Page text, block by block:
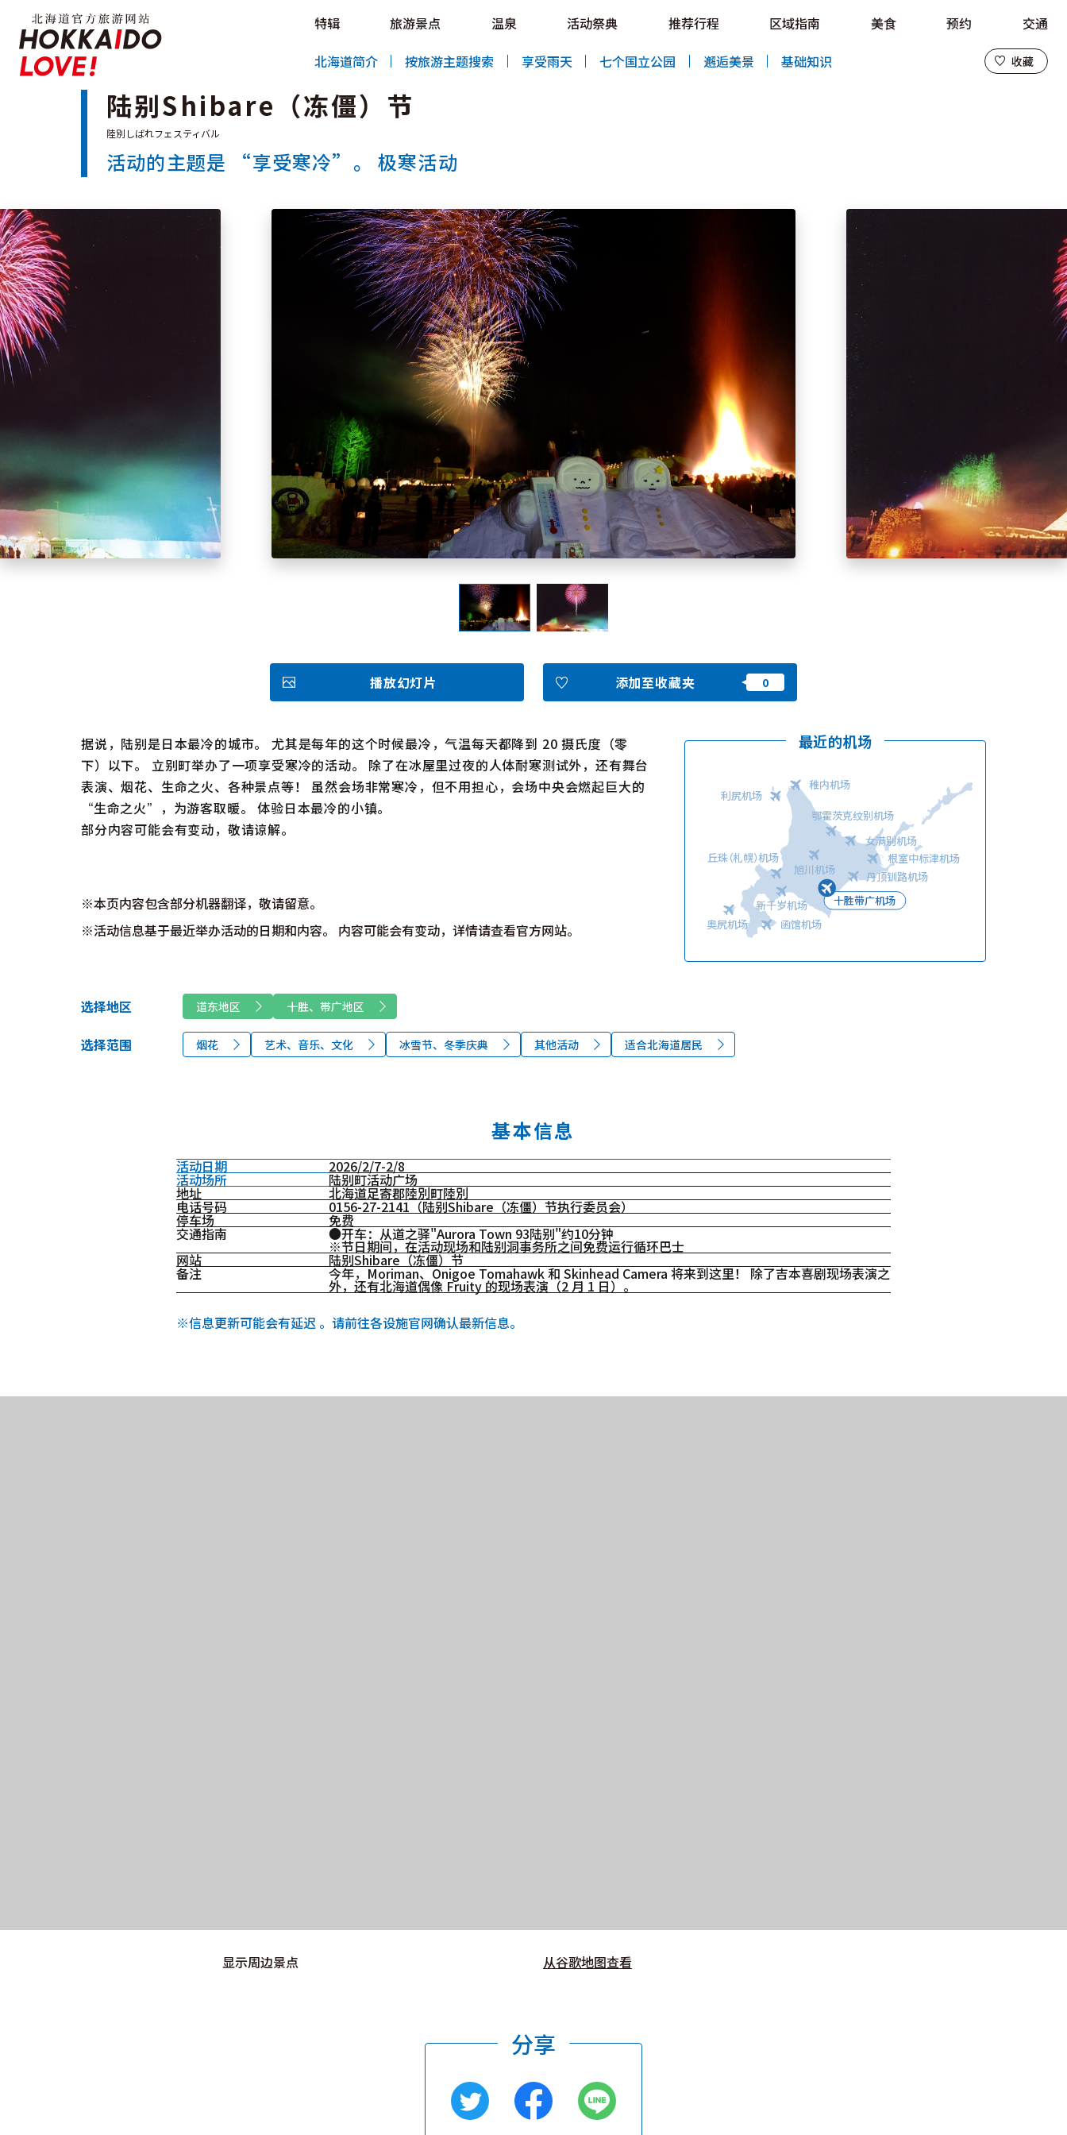
Hokkaido Official Tourism Site HOKKAIDO LOVE!
Hokkaido Official Tourism Site HOKKAIDO LOVE!
特辑 旅游景点 温泉 活动祭典 推荐行程 区域指南 美食 预约
交通
北海道简介
按旅游主题搜索 享受雨天 七个国立公园 邂逅美景 基础知识 收藏
基础知识
图库影集
视频
关于我们
链接
语言
陆别Shibare（冻僵）节
活动的主题是 “享受寒冷”。 极寒活动
据说，陆别是日本最冷的城市。 尤其是每年的这个时候最冷，气温每天都降到 20 摄氏度（零
下）以下。 立别町举办了一项享受寒冷的活动。 除了在冰屋里过夜的人体耐寒测试外，还有舞台
表演、烟花、生命之火、各种景点等！ 虽然会场非常寒冷，但不用担心，会场中央会燃起巨大的
“生命之火”，为游客取暖。 体验日本最冷的小镇。
部分内容可能会有变动，敬请谅解。
※本页内容包含部分机器翻译，敬请留意。
※活动信息基于最近举办活动的日期和内容。 内容可能会有变动，详情请查看官方网站。
播放幻灯片 添加至收藏夹
选择地区 道东地区 十胜、帯广地区
选择范围 烟花 艺术、音乐、文化 冰雪节、冬季庆典 其他活动 适合北海道居民
最近的机场
新千岁机场
丘珠（札幌）机场
函馆机场
奥尻机场
旭川机场
稚内机场
利尻机场
鄂霍茨克纹别机场
女满别机场
根室中标津机场
丹顶钏路机场
十胜带广机场
基本信息
活动日期 2026/2/7-2/8
活动场所 陆别町活动广场
地址 北海道足寄郡陸別町陸別
电话号码 0156-27-2141（陆别Shibare（冻僵）节执行委员会）
停车场 免费
交通指南 ●开车：从道之驿"Aurora Town 93陆别"约10分钟
※节日期间，在活动现场和陆别洞事务所之间免费运行循环巴士
网站 陆别Shibare（冻僵）节
备注 今年，Moriman、Onigoe Tomahawk 和 Skinhead Camera 将来到这里！ 除了吉本喜剧现场表演之
外，还有北海道偶像 Fruity 的现场表演（2 月 1 日）。
※信息更新可能会有延迟 。请前往各设施官网确认最新信息。
显示周边景点 从谷歌地图查看
分享